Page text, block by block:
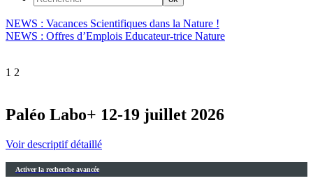
NEWS : Vacances Scientifiques dans la Nature !
NEWS : Offres d’Emplois Educateur-trice Nature
1 2
Paléo Labo+ 12-19 juillet 2026
Voir descriptif détaillé
Activer la recherche avancée